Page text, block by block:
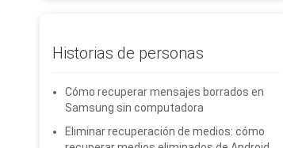
Historias de personas
Cómo recuperar mensajes borrados en
Samsung sin computadora
Eliminar recuperación de medios: cómo